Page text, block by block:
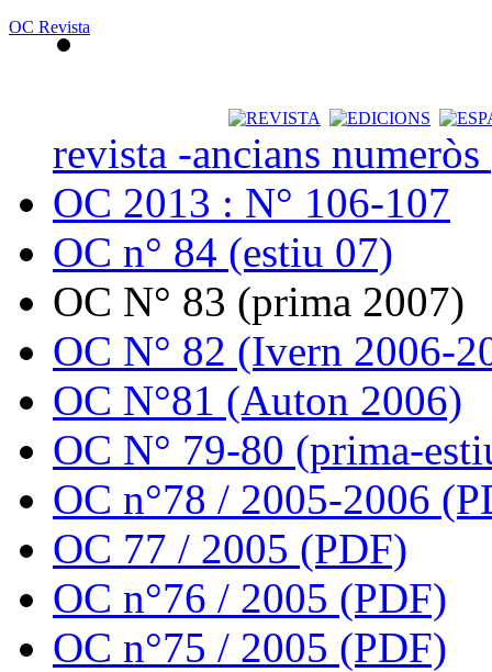
OC Revista
revista -ancians
OC 2013 : N° 106-107
OC n° 84 (estiu 07)
OC N° 83 (prima 2007)
OC N° 82 (Ivern 2006-
OC N°81 (Auton 2006)
OC N° 79-80 (prima-
OC n°78 / 2005-2006
OC 77 / 2005 (PDF)
OC n°76 / 2005 (PDF)
OC n°75 / 2005 (PDF)